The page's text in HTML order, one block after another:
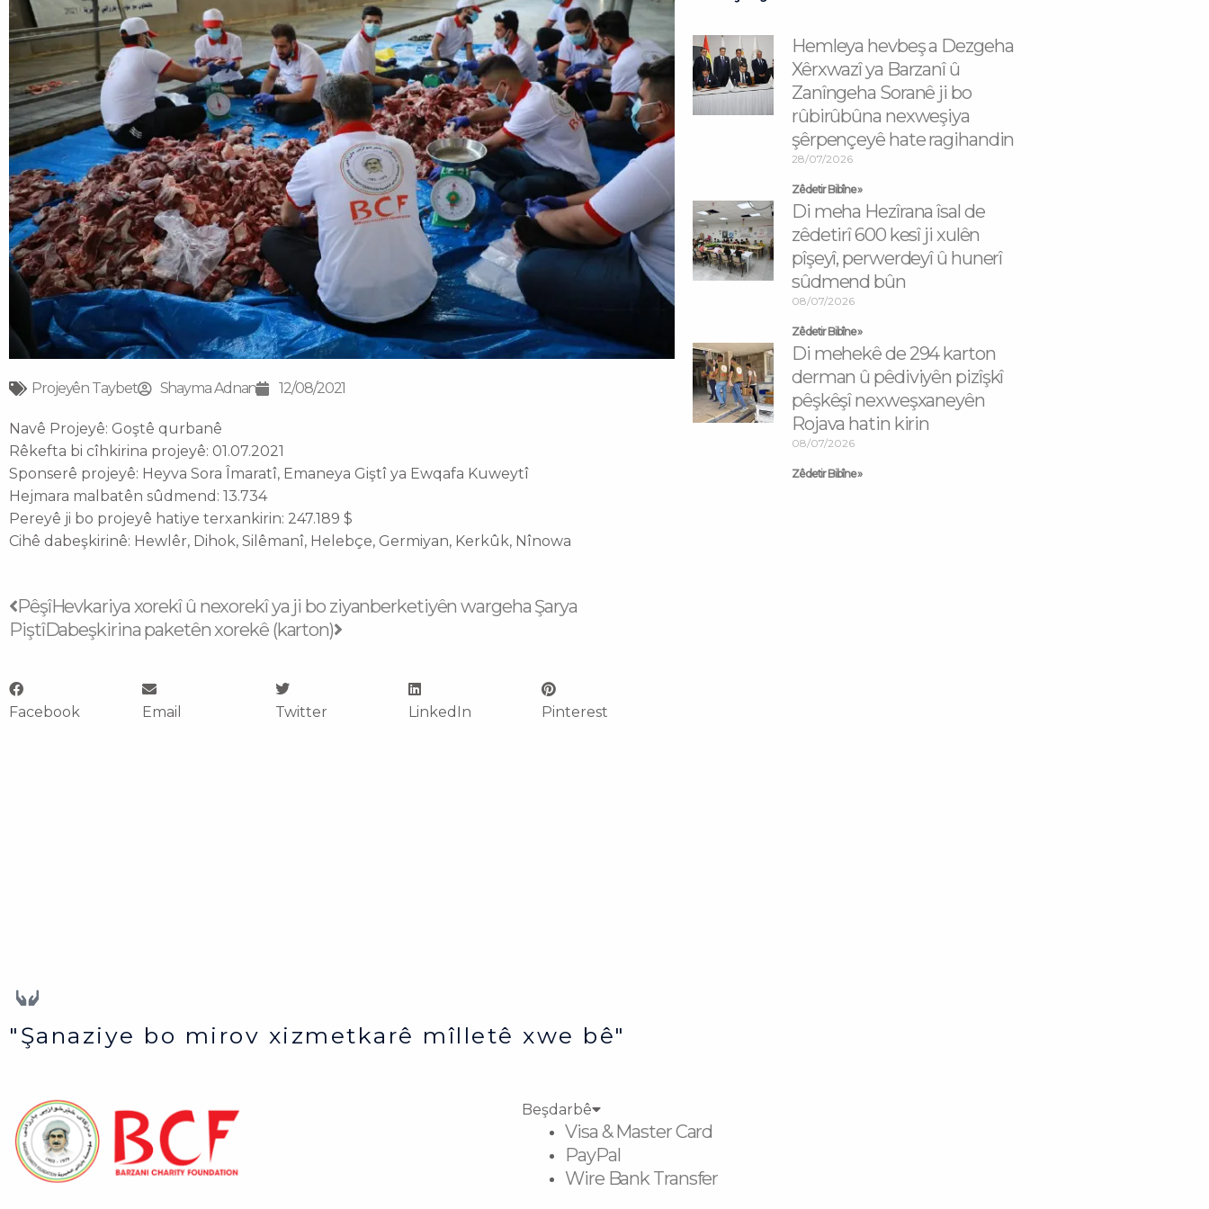
Projeyên Taybet Shayma Adnan 12/08/2021
Navê Projeyê: Goştê qurbanê
Rêkefta bi cîhkirina projeyê: 01.07.2021
Sponserê projeyê: Heyva Sora Îmaratî, Emaneya Giştî ya Ewqafa Kuweytî
Hejmara malbatên sûdmend: 13.734
Pereyê ji bo projeyê hatiye terxankirin: 247.189 $
Cihê dabeşkirinê: Hewlêr, Dihok, Silêmanî, Helebçe, Germiyan, Kerkûk, Nînowa
Prev
PêşîHevkariya xorekî û nexorekî ya ji bo ziyanberketiyên wargeha Şarya
PiştîDabeşkirina paketên xorekê (karton)
Next
Facebook Email Twitter LinkedIn Pinterest
Hemleya hevbeş a Dezgeha
Xêrxwazî ya Barzanî û
Zanîngeha Soranê ji bo
rûbirûbûna nexweşiya
şêrpençeyê hate ragihandin
28/07/2026
Zêdetir Bibîne »
Di meha Hezîrana îsal de
zêdetirî 600 kesî ji xulên
pîşeyî, perwerdeyî û hunerî
sûdmend bûn
08/07/2026
Zêdetir Bibîne »
Di mehekê de 294 karton
derman û pêdiviyên pizîşkî
pêşkêşî nexweşxaneyên
Rojava hatin kirin
08/07/2026
Zêdetir Bibîne »
"Şanaziye bo mirov xizmetkarê mîlletê xwe bê"
Beşdarbê
Visa & Master Card
PayPal
Wire Bank Transfer